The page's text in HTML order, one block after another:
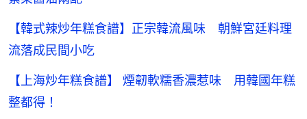
【韓式辣炒年糕食譜】正宗韓流風味 朝鮮宮廷料理
流落成民間小吃
【上海炒年糕食譜】 煙韌軟糯香濃惹味 用韓國年糕
整都得！